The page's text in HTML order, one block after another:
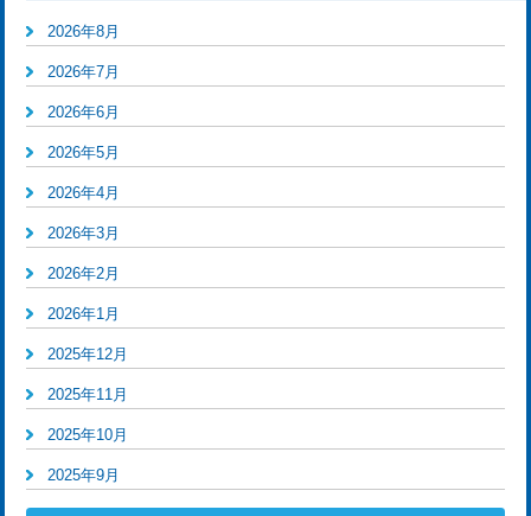
2026年8月
2026年7月
2026年6月
2026年5月
2026年4月
2026年3月
2026年2月
2026年1月
2025年12月
2025年11月
2025年10月
2025年9月